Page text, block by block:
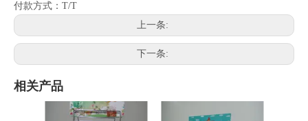
付款方式：T/T
上一条:
下一条:
相关产品